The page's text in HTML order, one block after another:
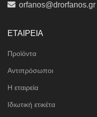
orfanos@drorfanos.gr
ΕΤΑΙΡΕΙΑ
Προϊόντα
Αντιπρόσωποι
Η εταιρεία
Ιδιωτική ετικέτα